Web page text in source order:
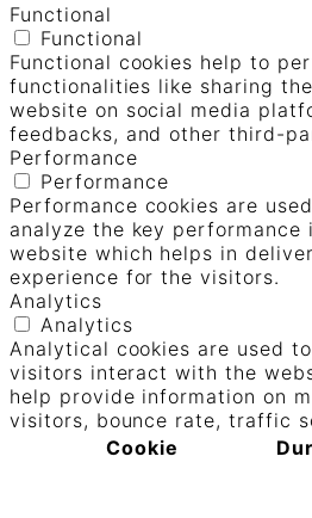
Functional
Functional
Functional cookies help to
functionalities like sharing
website on social media
feedbacks, and other third-
Performance
Performance
Performance cookies are
analyze the key performance
website which helps in
experience for the visitors.
Analytics
Analytics
Analytical cookies are used
visitors interact with the
help provide information on
visitors, bounce rate, traffic
Cookie